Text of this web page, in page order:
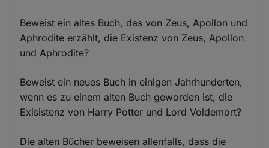
Beweist ein altes Buch, das von Zeus, Apollon und
Aphrodite erzählt, die Existenz von Zeus, Apollon
und Aphrodite?
Beweist ein neues Buch in einigen Jahrhunderten,
wenn es zu einem alten Buch geworden ist, die
Exisistenz von Harry Potter und Lord Voldemort?
Die alten Bücher beweisen allenfalls, dass die